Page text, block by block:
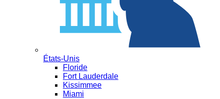
États-Unis
Floride
Fort Lauderdale
Kissimmee
Miami